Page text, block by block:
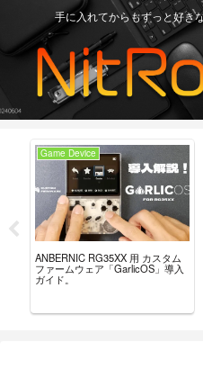
手に入れてからもずっと好き
Game Device
ANBERNIC RG35XX 用 カスタム
ファームウェア「GarlicOS」導入
ガイド。